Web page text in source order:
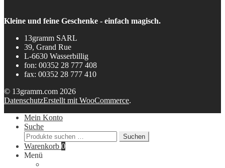
Kleine und feine Geschenke - einfach magisch.
13gramm SARL
39, Grand Rue
L-6630 Wasserbillig
fon: 00352 28 777 408
fax: 00352 28 777 410
© 13gramm.com 2026
DatenschutzErstellt mit WooCommerce.
Mein Konto
Suche
Suchen
nach:
Suchen
Warenkorb 0
Menü